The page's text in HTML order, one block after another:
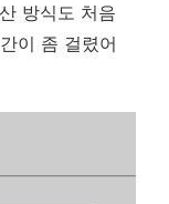
방식도 처음
이 좀 걸렸어